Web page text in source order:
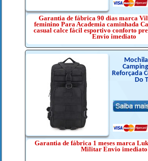
Garantia de fábrica 90 dias marca
feminino Para Academia caminhada
casual calce fácil esportivo conforto
Envio imediato
Reforçada
Do
Garantia de fábrica 1 meses marca
Militar Envio imediato